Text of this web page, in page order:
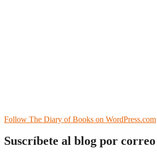
Follow The Diary of Books on WordPress.com
Suscríbete al blog por